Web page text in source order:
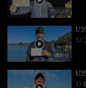
アジング
磯釣り
12
11